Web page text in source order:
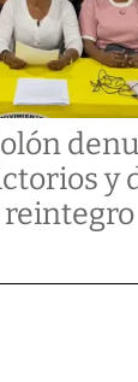
y
reintegro